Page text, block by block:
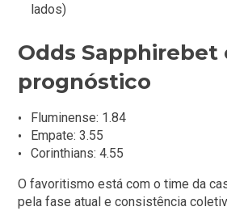
lados)
Odds Sapphirebet
prognóstico
Fluminense: 1.84
Empate: 3.55
Corinthians: 4.55
O favoritismo está com o time da
pela fase atual e consistência